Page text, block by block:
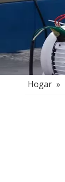
Hogar »